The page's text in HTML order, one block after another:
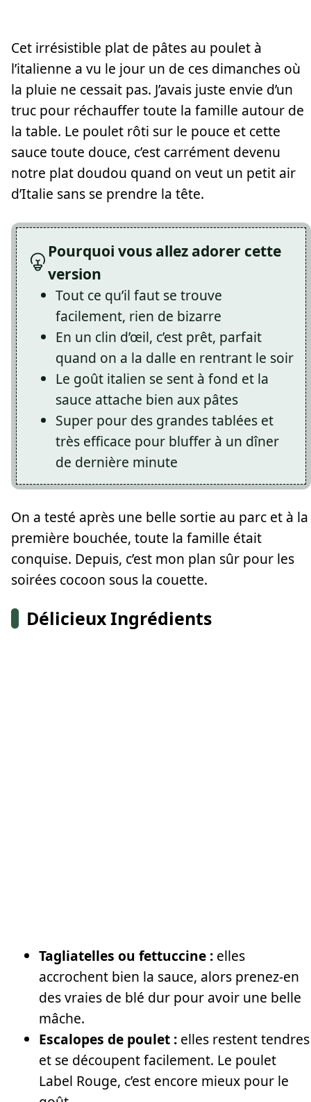
Cet irrésistible plat de pâtes au poulet à
l’italienne a vu le jour un de ces dimanches où
la pluie ne cessait pas. J’avais juste envie d’un
truc pour réchauffer toute la famille autour de
la table. Le poulet rôti sur le pouce et cette
sauce toute douce, c’est carrément devenu
notre plat doudou quand on veut un petit air
d’Italie sans se prendre la tête.
Pourquoi vous allez adorer cette
version
Tout ce qu’il faut se trouve
facilement, rien de bizarre
En un clin d’œil, c’est prêt, parfait
quand on a la dalle en rentrant le soir
Le goût italien se sent à fond et la
sauce attache bien aux pâtes
Super pour des grandes tablées et
très efficace pour bluffer à un dîner
de dernière minute
On a testé après une belle sortie au parc et à la
première bouchée, toute la famille était
conquise. Depuis, c’est mon plan sûr pour les
soirées cocoon sous la couette.
Délicieux Ingrédients
Tagliatelles ou fettuccine : elles
accrochent bien la sauce, alors prenez-en
des vraies de blé dur pour avoir une belle
mâche.
Escalopes de poulet : elles restent tendres
et se découpent facilement. Le poulet
Label Rouge, c’est encore mieux pour le